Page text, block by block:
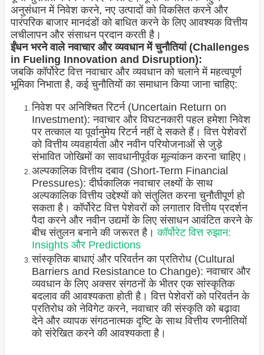
अनुसंधान में निवेश करने, नए उत्पादों को विकसित करने और
पारंपरिक बाजार मानदंडों को बाधित करने के लिए आवश्यक वित्तीय
लचीलापन और संसाधन प्रदान करती है।
ईंधन भरने वाले नवाचार और व्यवधान में चुनौतियां (Challenges
in Fueling Innovation and Disruption):
जबकि कॉर्पोरेट वित्त नवाचार और व्यवधान को चलाने में महत्वपूर्ण
भूमिका निभाता है, कई चुनौतियों का समाधान किया जाना चाहिए:
निवेश पर अनिश्चित रिटर्न (Uncertain Return on
Investment): नवाचार और विघटनकारी पहल हमेशा निवेश
पर तत्काल या पूर्वानुमेय रिटर्न नहीं दे सकते हैं। वित्त पेशेवरों
को वित्तीय व्यवहार्यता और नवीन परियोजनाओं से जुड़े
संभावित जोखिमों का सावधानीपूर्वक मूल्यांकन करना चाहिए।
अल्पकालिक वित्तीय दबाव (Short-Term Financial
Pressures): दीर्घकालिक नवाचार लक्ष्यों के साथ
अल्पकालिक वित्तीय उद्देश्यों को संतुलित करना चुनौतीपूर्ण हो
सकता है। कॉर्पोरेट वित्त पेशेवरों को लगातार वित्तीय प्रदर्शन
पैदा करने और नवीन उद्यमों के लिए संसाधन आवंटित करने के
बीच संतुलन बनाने की जरूरत है।कॉर्पोरेट वित्त रुझान:
Insights और Predictions
सांस्कृतिक बाधाएं और परिवर्तन का प्रतिरोध (Cultural
Barriers and Resistance to Change): नवाचार और
व्यवधान के लिए अक्सर संगठनों के भीतर एक सांस्कृतिक
बदलाव की आवश्यकता होती है। वित्त पेशेवरों को परिवर्तन के
प्रतिरोध को नेविगेट करने, नवाचार की संस्कृति को बढ़ावा
देने और व्यापक संगठनात्मक दृष्टि के साथ वित्तीय रणनीतियों
को संरेखित करने की आवश्यकता है।